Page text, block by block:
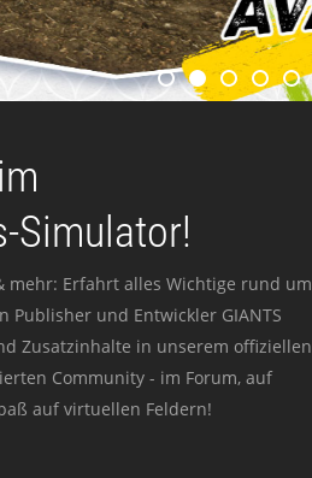
Simulator!
mehr: Erfahrt alles Wichtige rund um
und Entwickler GIANTS
Zusatzinhalte in unserem offiziellen
Community - im Forum, auf
auf virtuellen Feldern!